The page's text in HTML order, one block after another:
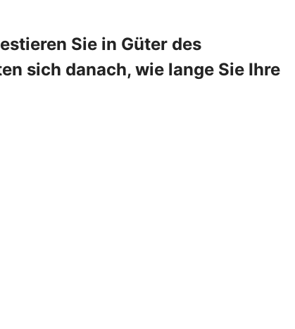
Sie in Güter des
sich danach, wie lange Sie Ihre